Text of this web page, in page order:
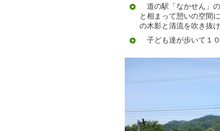
道の駅「なかせん」
と相まって憩いの空間
の木影と清流を吹き抜
子ども達が歩いて１